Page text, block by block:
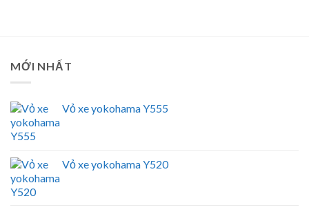
MỚI NHẤT
Vỏ xe yokohama Y555
Vỏ xe yokohama Y520